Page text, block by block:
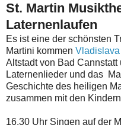
St. Martin
Laternenlaufen
Es ist eine der schönsten
Martini kommen Vladislava
Altstadt von Bad Cannstatt
Laternenlieder und das
Geschichte des heiligen
zusammen mit den
16.30 Uhr Singen auf der